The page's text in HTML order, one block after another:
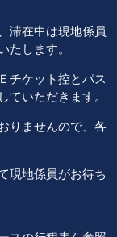
滞在中は現地係員
たします。
チケット控とパス
いただきます。
りませんので、各
現地係員がお待ち